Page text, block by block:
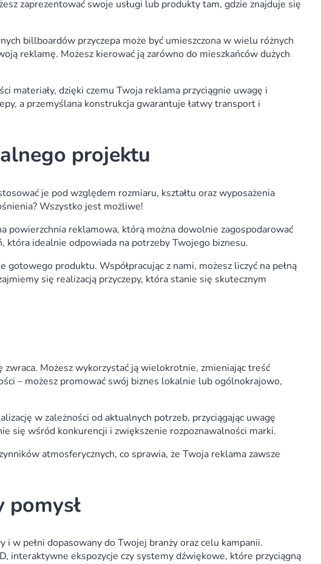
zaprezentować swoje usługi lub produkty tam, gdzie znajduje się
billboardów przyczepa może być umieszczona w wielu różnych
reklamę. Możesz kierować ją zarówno do mieszkańców dużych
materiały, dzięki czemu Twoja reklama przyciągnie uwagę i
a przemyślana konstrukcja gwarantuje łatwy transport i
projektu
je pod względem rozmiaru, kształtu oraz wyposażenia
Wszystko jest możliwe!
powierzchnia reklamowa, którą można dowolnie zagospodarować
idealnie odpowiada na potrzeby Twojego biznesu.
produktu. Współpracując z nami, możesz liczyć na pełną
się realizacją przyczepy, która stanie się skutecznym
Możesz wykorzystać ją wielokrotnie, zmieniając treść
– możesz promować swój biznes lokalnie lub ogólnokrajowo,
w zależności od aktualnych potrzeb, przyciągając uwagę
się wśród konkurencji i zwiększenie rozpoznawalności marki.
atmosferycznych, co sprawia, że Twoja reklama zawsze
w pełni dopasowany do Twojej branży oraz celu kampanii.
interaktywne ekspozycje czy systemy dźwiękowe, które przyciągną